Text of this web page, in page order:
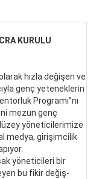
KURULU
hızla değişen ve
genç yeteneklerin
Programı”nı
mezun genç
yöneticilerimize
medya, girişimcilik
yöneticileri bir
bu fikir değiş-